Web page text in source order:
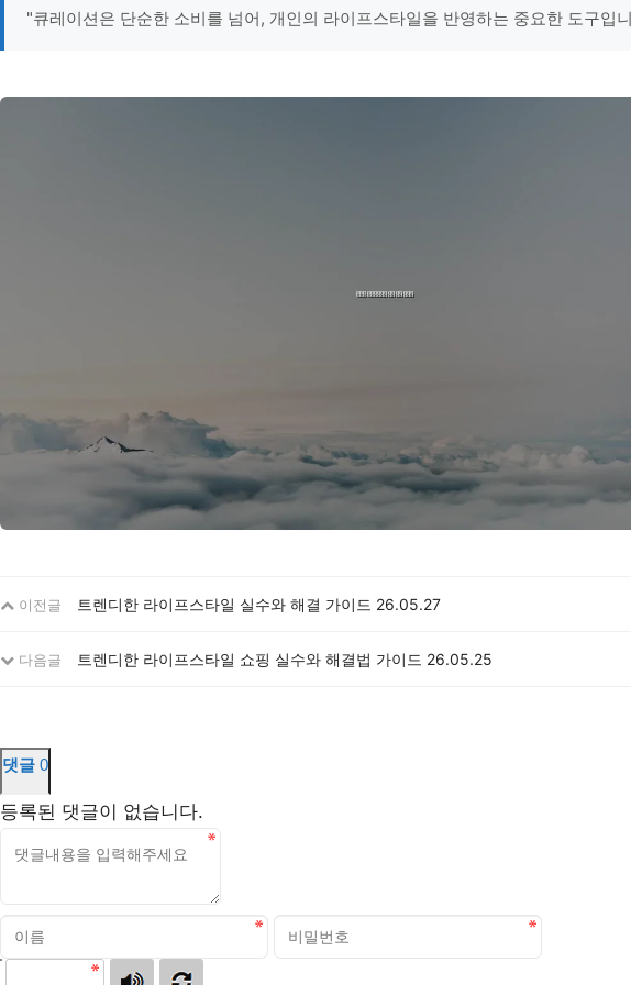
"큐레이션은 단순한 소비를 넘어, 개인의 라이프스타일을 반영하는 중요한 도구입
이전글 트렌디한 라이프스타일 실수와 해결 가이드 26.05.27
다음글 트렌디한 라이프스타일 쇼핑 실수와 해결법 가이드 26.05.25
댓글 0
등록된 댓글이 없습니다.